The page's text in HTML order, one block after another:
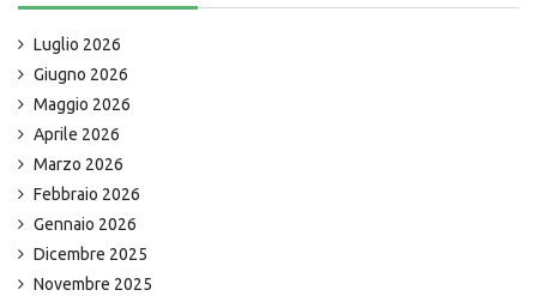
Luglio 2026
Giugno 2026
Maggio 2026
Aprile 2026
Marzo 2026
Febbraio 2026
Gennaio 2026
Dicembre 2025
Novembre 2025